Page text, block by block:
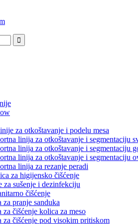
za otkoštavanje i podelu mesa
linija za otkoštavanje i segmentaciju
linija za otkoštavanje i segmentaciju
linija za otkoštavanje i segmentaciju
linija za rezanje peradi
za higijensko čišćenje
za sušenje i dezinfekciju
čišćenje
za pranje sanduka
za čišćenje kolica za meso
za čišćenje pod visokim pritiskom